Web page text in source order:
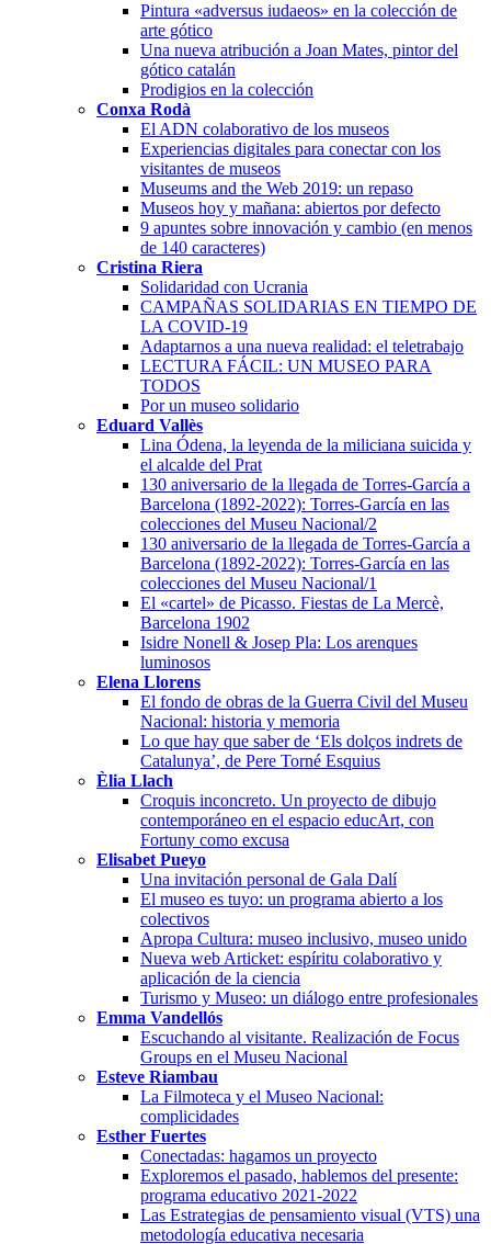
Pintura «adversus iudaeos» en la colección de
arte gótico
Una nueva atribución a Joan Mates, pintor del
gótico catalán
Prodigios en la colección
Conxa Rodà
El ADN colaborativo de los museos
Experiencias digitales para conectar con los
visitantes de museos
Museums and the Web 2019: un repaso
Museos hoy y mañana: abiertos por defecto
9 apuntes sobre innovación y cambio (en menos
de 140 caracteres)
Cristina Riera
Solidaridad con Ucrania
CAMPAÑAS SOLIDARIAS EN TIEMPO DE
LA COVID-19
Adaptarnos a una nueva realidad: el teletrabajo
LECTURA FÁCIL: UN MUSEO PARA
TODOS
Por un museo solidario
Eduard Vallès
Lina Ódena, la leyenda de la miliciana suicida y
el alcalde del Prat
130 aniversario de la llegada de Torres-García a
Barcelona (1892-2022): Torres-García en las
colecciones del Museu Nacional/2
130 aniversario de la llegada de Torres-García a
Barcelona (1892-2022): Torres-García en las
colecciones del Museu Nacional/1
El «cartel» de Picasso. Fiestas de La Mercè,
Barcelona 1902
Isidre Nonell & Josep Pla: Los arenques
luminosos
Elena Llorens
El fondo de obras de la Guerra Civil del Museu
Nacional: historia y memoria
Lo que hay que saber de ‘Els dolços indrets de
Catalunya’, de Pere Torné Esquius
Èlia Llach
Croquis inconcreto. Un proyecto de dibujo
contemporáneo en el espacio educArt, con
Fortuny como excusa
Elisabet Pueyo
Una invitación personal de Gala Dalí
El museo es tuyo: un programa abierto a los
colectivos
Apropa Cultura: museo inclusivo, museo unido
Nueva web Articket: espíritu colaborativo y
aplicación de la ciencia
Turismo y Museo: un diálogo entre profesionales
Emma Vandellós
Escuchando al visitante. Realización de Focus
Groups en el Museu Nacional
Esteve Riambau
La Filmoteca y el Museo Nacional:
complicidades
Esther Fuertes
Conectadas: hagamos un proyecto
Exploremos el pasado, hablemos del presente:
programa educativo 2021-2022
Las Estrategias de pensamiento visual (VTS) una
metodología educativa necesaria